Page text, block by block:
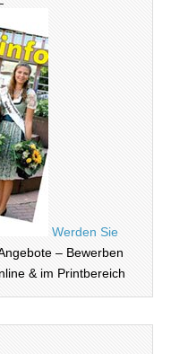
Werden Sie
– Bewerben
& im Printbereich